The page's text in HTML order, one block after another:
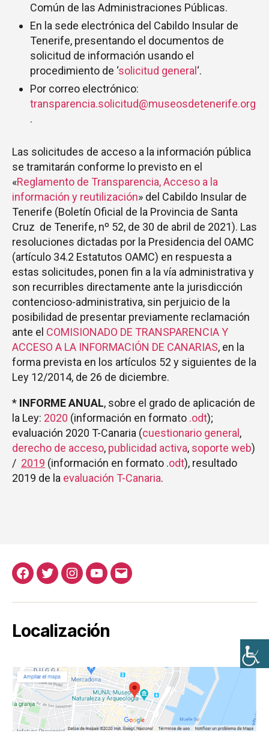
Común de las Administraciones Públicas.
En la sede electrónica del Cabildo Insular de
Tenerife, presentando el documentos de
solicitud de información usando el
procedimiento de ‘solicitud general ‘.
Por correo electrónico:
transparencia.solicitud@museosdetenerife.org
.
Las solicitudes de acceso a la información pública
se tramitarán conforme lo previsto en el
«Reglamento de Transparencia, Acceso a la
información y reutilización» del Cabildo Insular de
Tenerife (Boletín Oficial de la Provincia de Santa
Cruz de Tenerife, nº 52, de 30 de abril de 2021). Las
resoluciones dictadas por la Presidencia del OAMC
(artículo 34.2 Estatutos OAMC) en respuesta a
estas solicitudes, ponen fin a la vía administrativa y
son recurribles directamente ante la jurisdicción
contencioso-administrativa, sin perjuicio de la
posibilidad de presentar previamente reclamación
ante el COMISIONADO DE TRANSPARENCIA Y
ACCESO A LA INFORMACIÓN DE CANARIAS, en la
forma prevista en los artículos 52 y siguientes de la
Ley 12/2014, de 26 de diciembre.
* INFORME ANUAL, sobre el grado de aplicación de
la Ley: 2020 (información en formato .odt);
evaluación 2020 T-Canaria (cuestionario general ,
derecho de acceso, publicidad activa, soporte web)
/ 2019 (información en formato .odt), resultado
2019 de la evaluación T-Canaria.
Localización